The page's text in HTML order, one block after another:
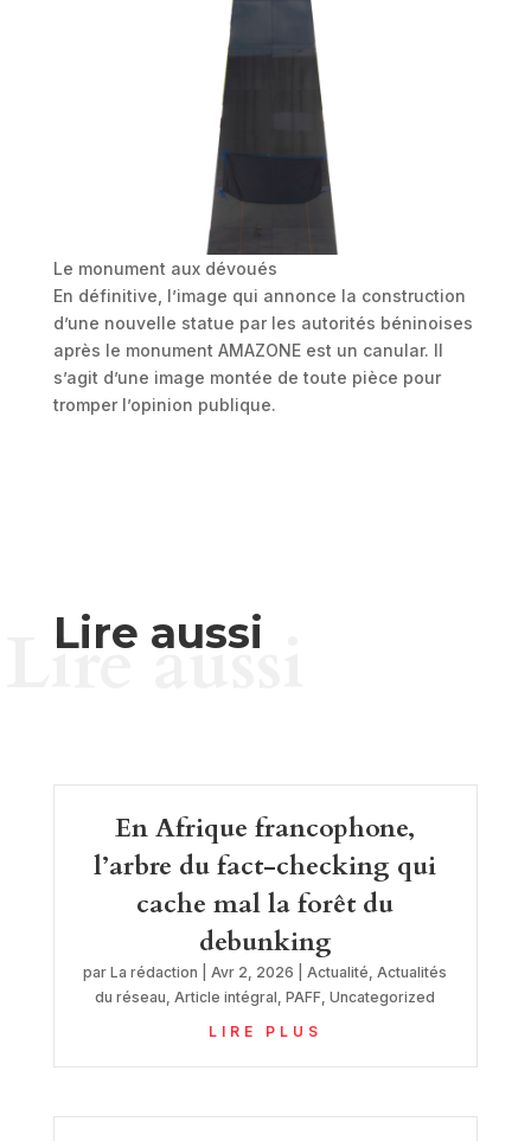
Le monument aux dévoués
En définitive, l’image qui annonce la construction
d’une nouvelle statue par les autorités béninoises
après le monument AMAZONE est un canular. Il
s’agit d’une image montée de toute pièce pour
tromper l’opinion publique.
Lire aussi
Lire aussi
En Afrique francophone,
l’arbre du fact-checking qui
cache mal la forêt du
debunking
parLa rédaction |Avr 2, 2026 |Actualité,Actualités
du réseau,Article intégral,PAFF,Uncategorized
LIRE PLUS